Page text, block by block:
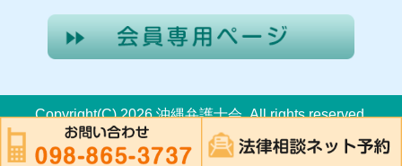
Copyright(C) 2026 沖縄弁護士会. All rights reserved.